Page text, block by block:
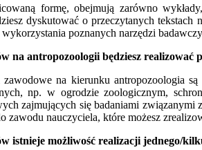
formę, obejmują zarówno
dyskutować o przeczytanych
poznanych narzędzi
na antropozoologii będziesz realizować
zawodowe na kierunku antropozoologia
np. w ogrodzie zoologicznym,
zajmujących się badaniami
zawodu nauczyciela, które możesz
istnieje możliwość realizacji jednego/